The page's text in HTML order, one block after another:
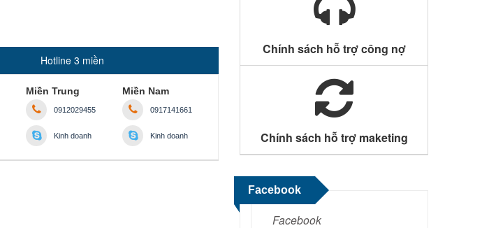
Hotline 3 miền
Miền Trung
0912029455
Kinh doanh
Miền Nam
0917141661
Kinh doanh
Chính sách hỗ trợ công nợ
Chính sách hỗ trợ maketing
Facebook
Facebook